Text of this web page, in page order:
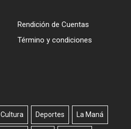
Rendición de Cuentas
Término y condiciones
Cultura Deportes La Maná